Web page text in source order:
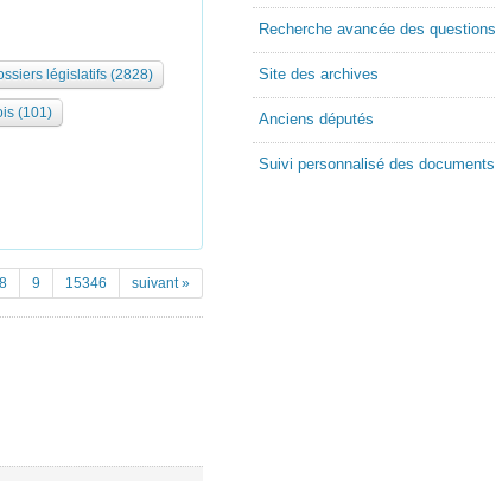
législatifs (2828)
(101)
8 9 15346 suivant »
Recherche avancée des questions
Site des archives
Anciens députés
Suivi personnalisé des documents